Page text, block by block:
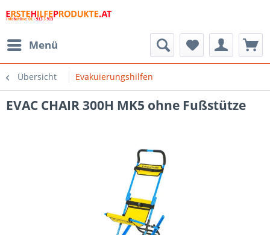
Menü
Übersicht Evakuierungshilfen
EVAC CHAIR 300H MK5 ohne Fußstütze